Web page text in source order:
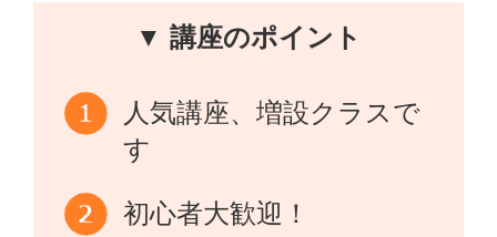
▼ 講座のポイント
人気講座、増設クラスで
す
初心者大歓迎！